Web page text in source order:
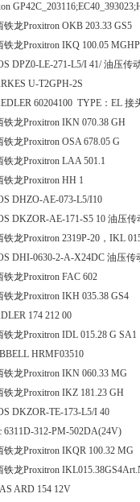
铁龙Proxitron OKB
铁龙Proxitron IKQ
DPZ0-LE-271-L5/I 41/ 油压传
U-T2GPH-2S
60204100 TYPE：EL 接
铁龙Proxitron IKN
铁龙Proxitron OSA
铁龙Proxitron LAA
铁龙Proxitron
DHZO-AE-073-L5/I10
DKZOR-AE-171-S5 10 油压传
铁龙Proxitron 2319P-20，IKL
DHI-0630-2-A-X24DC 油压传
铁龙Proxitron
铁龙Proxitron IKH
174 212 00
铁龙Proxitron IDL
HRMF03510
铁龙Proxitron IKN
铁龙Proxitron IKZ 181.23 GH
DKZOR-TE-173-L5/I 40
6311D-312-PM-502DA(24V)
铁龙Proxitron IKQR
铁龙Proxitron
ARD 154 12V